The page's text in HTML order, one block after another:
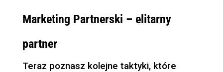
Marketing Partnerski – elitarny
partner
Teraz poznasz kolejne taktyki, które